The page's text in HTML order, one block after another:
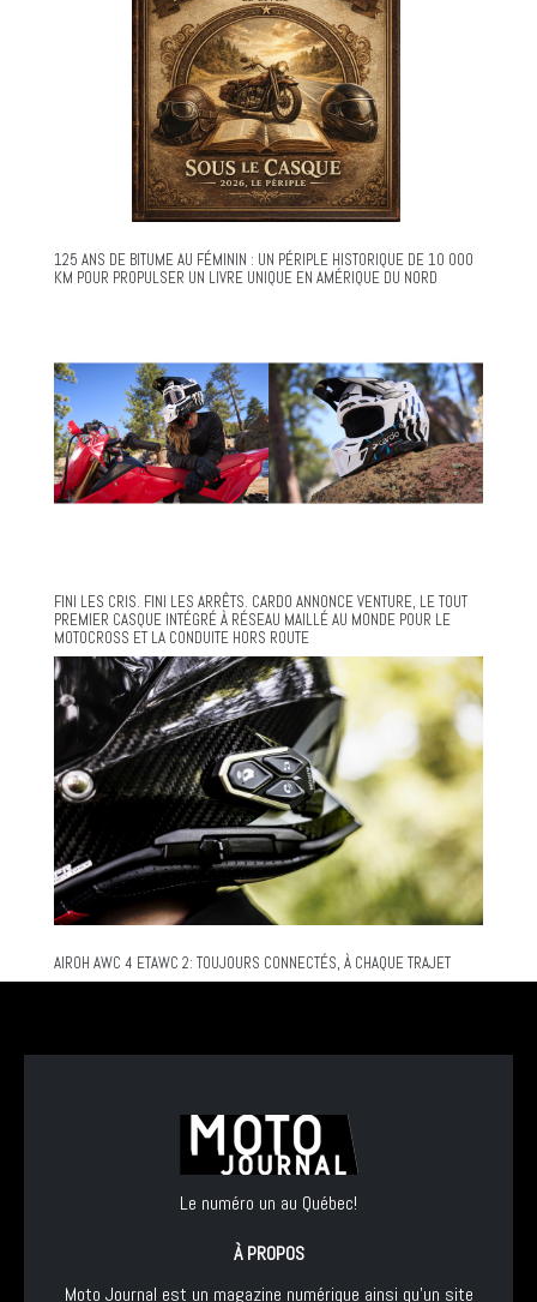
125 ANS DE BITUME AU FÉMININ : UN PÉRIPLE HISTORIQUE DE 10 000
KM POUR PROPULSER UN LIVRE UNIQUE EN AMÉRIQUE DU NORD
FINI LES CRIS. FINI LES ARRÊTS. CARDO ANNONCE VENTURE, LE TOUT
PREMIER CASQUE INTÉGRÉ À RÉSEAU MAILLÉ AU MONDE POUR LE
MOTOCROSS ET LA CONDUITE HORS ROUTE
AIROH AWC 4 ETAWC 2: TOUJOURS CONNECTÉS, À CHAQUE TRAJET
Le numéro un au Québec!
À PROPOS
Moto Journal est un magazine numérique ainsi qu'un site